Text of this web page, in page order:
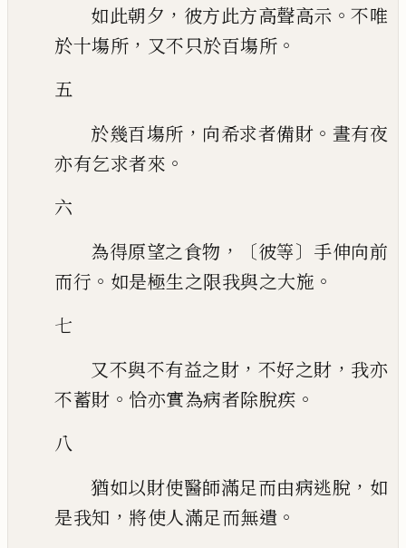
如此朝夕 ， 彼方此方高聲高示 。 不唯
於十塲所 ， 又不只於百塲所 。
五
於幾百塲所 ， 向希求者備財 。 晝有夜
亦有乞求者來 。
六
為得原望之食物 ，〔彼等〕 手伸向前
而行 。 如是極生之限我與之大施 。
七
又不與不有益之財 ， 不好之財 ， 我亦
不蓄財 。 恰亦實為病者除脫疾 。
八
猶如以財使醫師滿足而由病逃脫 ， 如
是我知 ， 將使人滿足而無遺 。